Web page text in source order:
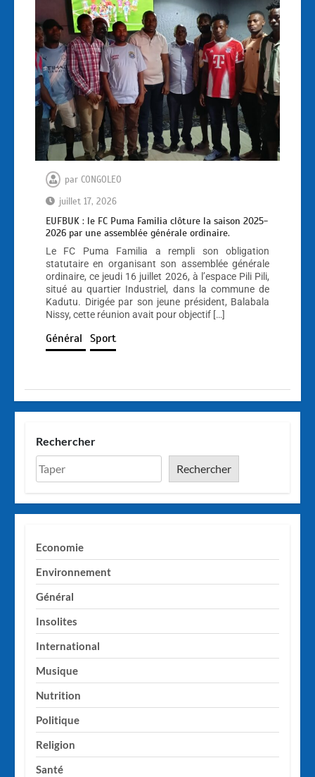
par CONGOLEO
juillet 17, 2026
EUFBUK : le FC Puma Familia clôture la saison 2025-
2026 par une assemblée générale ordinaire.
Le FC Puma Familia a rempli son obligation
statutaire en organisant son assemblée générale
ordinaire, ce jeudi 16 juillet 2026, à l’espace Pili Pili,
situé au quartier Industriel, dans la commune de
Kadutu. Dirigée par son jeune président, Balabala
Nissy, cette réunion avait pour objectif […]
Général Sport
Rechercher
Rechercher
Economie
Environnement
Général
Insolites
International
Musique
Nutrition
Politique
Religion
Santé